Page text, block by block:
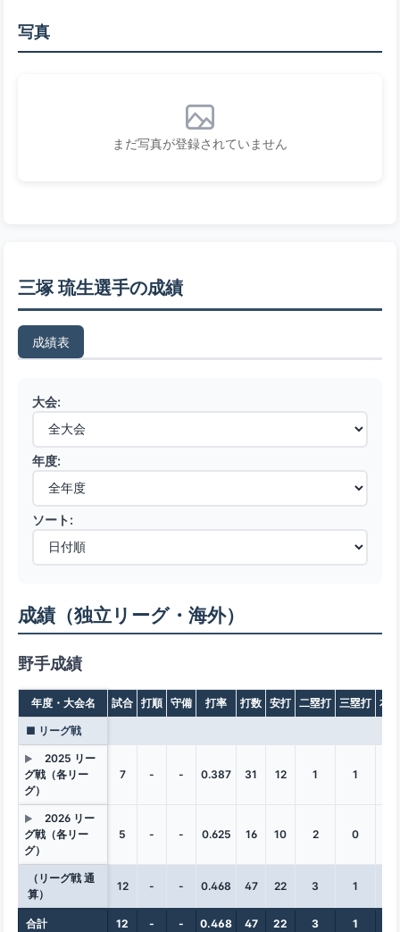
写真
まだ写真が登録されていません
三塚 琉生選手の成績
成績表
大会:
年度:
ソート:
成績（独立リーグ・海外）
野手成績
年度・大会名 試合 打順 守備 打率 打数 安打 二塁打 三塁打 本
■ リーグ戦
▶
2025 リー
グ戦（各リー
グ）
7 - - 0.387 31 12 1 1
▶
2026 リー
グ戦（各リー
グ）
5 - - 0.625 16 10 2 0
（リーグ戦 通
算）
12 - - 0.468 47 22 3 1
合計 12 - - 0.468 47 22 3 1